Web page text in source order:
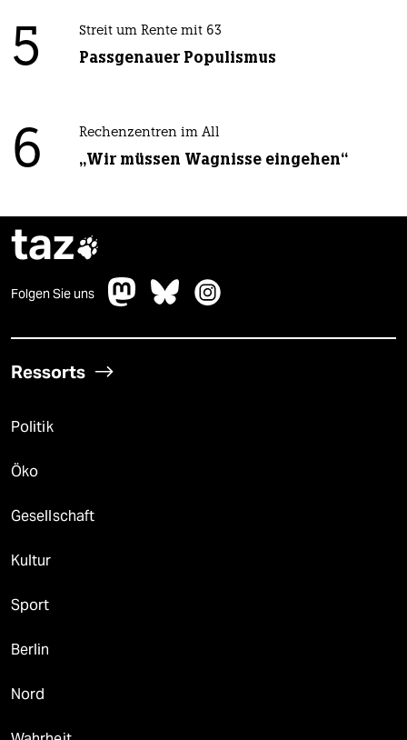
5 Streit um Rente mit 63
Passgenauer Populismus
6 Rechenzentren im All
„Wir müssen Wagnisse eingehen“
taz
Folgen Sie uns
Ressorts
Politik
Öko
Gesellschaft
Kultur
Sport
Berlin
Nord